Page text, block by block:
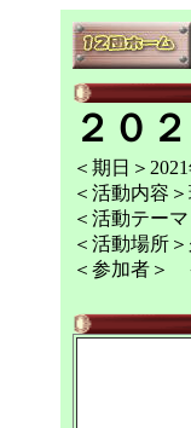
２０
＜期日＞
＜活動内容
＜活動テー
＜活動場所
＜参加者＞